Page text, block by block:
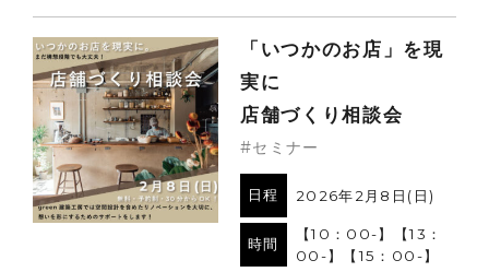
「いつかのお店」を現
実に
店舗づくり相談会
#セミナー
日程 2026年2月8日(日)
時間
【10：00-】【13：
00-】【15：00-】